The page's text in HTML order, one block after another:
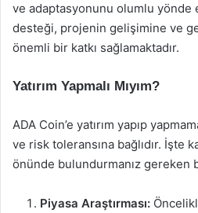
ve adaptasyonunu olumlu
desteği, projenin gelişimine ve
önemli bir katkı sağlamaktadır.
Yatırım Yapmalı Mıyım?
ADA Coin’e yatırım yapıp
ve risk toleransına bağlıdır. İşte
önünde bulundurmanız gereken
Piyasa Araştırması: